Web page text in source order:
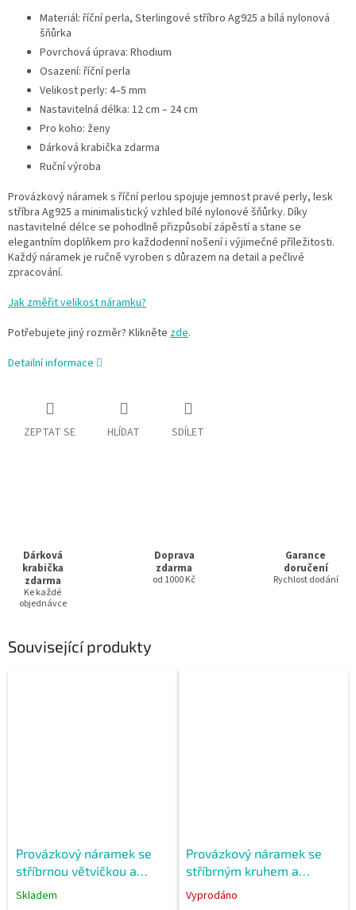
Materiál: říční perla, Sterlingové stříbro Ag925 a bílá nylonová
šňůrka
Povrchová úprava: Rhodium
Osazení: říční perla
Velikost perly: 4–5 mm
Nastavitelná délka: 12 cm – 24 cm
Pro koho: ženy
Dárková krabička zdarma
Ruční výroba
Provázkový náramek s říční perlou spojuje jemnost pravé perly, lesk
stříbra Ag925 a minimalistický vzhled bílé nylonové šňůrky. Díky
nastavitelné délce se pohodlně přizpůsobí zápěstí a stane se
elegantním doplňkem pro každodenní nošení i výjimečné příležitosti.
Každý náramek je ručně vyroben s důrazem na detail a pečlivé
zpracování.
Jak změřit velikost náramku?
Potřebujete jiný rozměr? Klikněte zde.
Detailní informace
ZEPTAT SE HLÍDAT SDÍLET
Dárková
krabička
zdarma
Ke každé
objednávce
Doprava
zdarma
od 1000 Kč
Garance
doručení
Rychlost dodání
Související produkty
Provázkový náramek se
stříbrnou větvičkou a
stříbrnými prvky
Skladem
Provázkový náramek se
stříbrným kruhem a
zirkonem pro eleganci a
styl
Vyprodáno